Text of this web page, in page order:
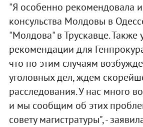
"Я особенно рекомендовала
консульства Молдовы в
"Молдова" в Трускавце. Также
рекомендации для
что по этим случаям
уголовных дел, ждем
расследования. У нас много
и мы сообщим об этих
совету магистратуры", -